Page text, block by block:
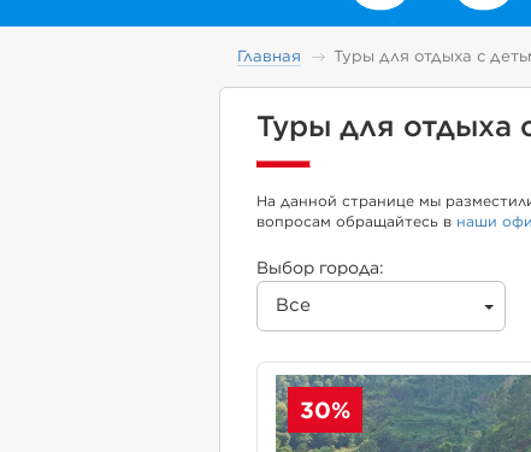
Главная Туры для отдыха с
Туры для отдыха
На данной странице мы
вопросам обращайтесь в наши
Выбор города:
Все
30%